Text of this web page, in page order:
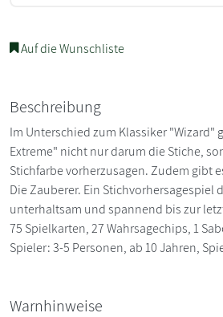
Auf die Wunschliste
Beschreibung
Im Unterschied zum Klassiker "Wizard"
Extreme" nicht nur darum die Stiche,
Stichfarbe vorherzusagen. Zudem gibt
Die Zauberer. Ein Stichvorhersagespiel
unterhaltsam und spannend bis zur
75 Spielkarten, 27 Wahrsagechips, 1
Spieler: 3-5 Personen, ab 10 Jahren,
Warnhinweise